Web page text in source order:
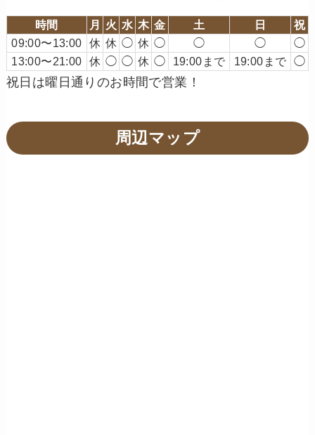
時間 月 火 水 木 金 土 日
祝
09:00〜13:00
休 休 ◯ 休 ◯ ◯ ◯
◯
13:00〜21:00
休 ◯ ◯ 休 ◯ 19:00まで 19:00まで ◯
祝日は曜日通りのお時間で営業！
周辺マップ